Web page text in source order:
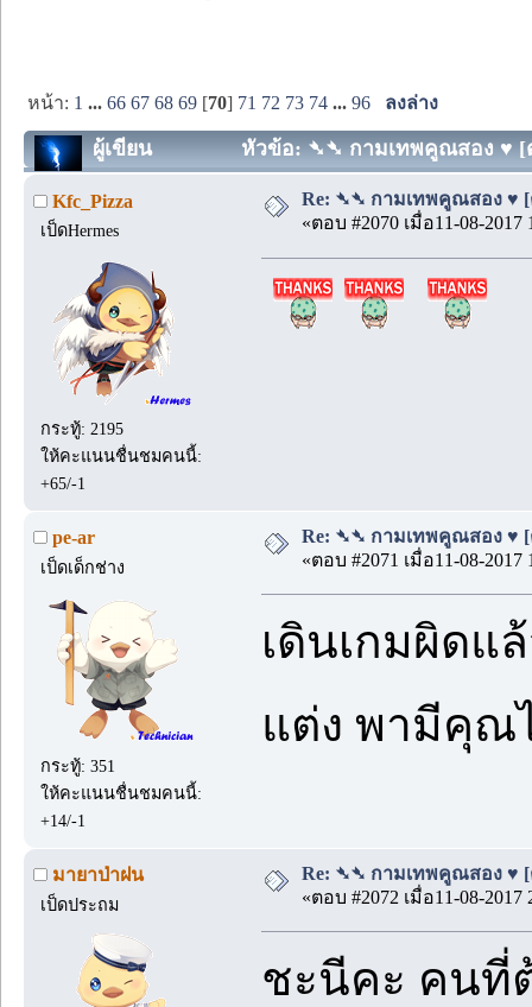
หน้า: 1 ...66 67 68 69 [70] 71 72 73 74 ...96 ลงล่าง
ผู้เขียน หัวข้อ: ➴➴ กามเทพคูณสอง ♥ [ต
Kfc_Pizza
เป็ดHermes
กระทู้: 2195
ให้คะแนนชื่นชมคนนี้:
+65/-1
Re: ➴➴ กามเทพคูณสอง ♥ [
«ตอบ #2070 เมื่อ11-08-2017
pe-ar
เป็ดเด็กช่าง
กระทู้: 351
ให้คะแนนชื่นชมคนนี้:
+14/-1
Re: ➴➴ กามเทพคูณสอง ♥ [
«ตอบ #2071 เมื่อ11-08-2017
เดินเกมผิด
แต่ง พามีคุณ
มายาป่าฝน
เป็ดประถม
Re: ➴➴ กามเทพคูณสอง ♥ [
«ตอบ #2072 เมื่อ11-08-2017
ชะนีคะ คนที่